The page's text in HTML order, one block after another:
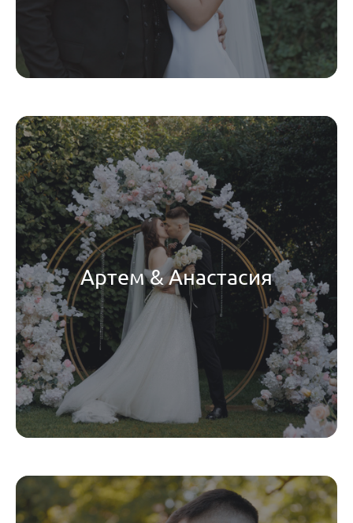
Артем & Анастасия